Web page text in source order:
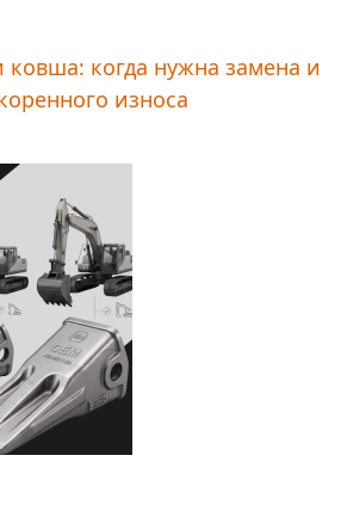
когда нужна замена и
износа